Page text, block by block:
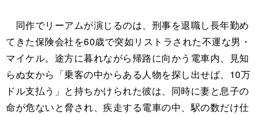
同作でリーアムが演じるのは、刑事を退職し長年勤め
てきた保険会社を60歳で突如リストラされた不運な男・
マイケル。途方に暮れながら帰路に向かう電車内、見知
らぬ女から「乗客の中からある人物を探し出せば、10万
ドル支払う」と持ちかけられた彼は、同時に妻と息子の
命が危ないと脅され、疾走する電車の中、駅の数だけ仕